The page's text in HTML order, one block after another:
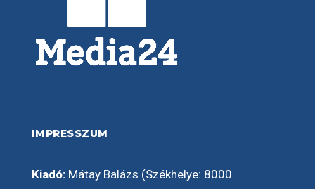
IMPRESSZUM
Kiadó:Mátay Balázs (Székhelye: 8000